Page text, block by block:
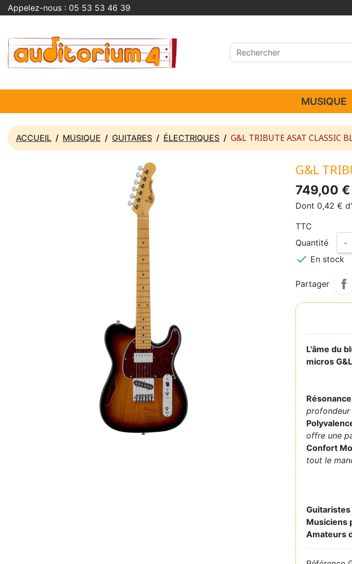
Appelez-nous : 05 53 53 46 39
MUSIQUE
ACCUEIL MUSIQUE GUITARES ÉLECTRIQUES G&L TRIBUTE ASAT CLASSIC
G&L
749,00 €
Dont 0,42 €
TTC
Quantité
-
 En stock
Partager
L'âme du
micros
profondeur
offre une
Confort
tout le
Musiciens
Amateurs